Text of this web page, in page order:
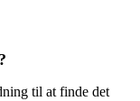
til at finde det